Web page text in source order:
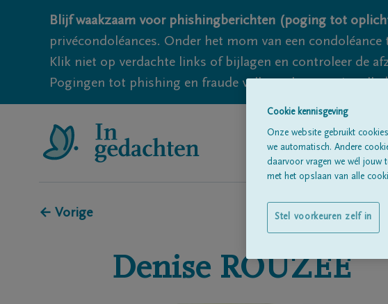
Blijf waakzaam voor phishingberichten (poging tot
privécondoléances. Onder het mom van een
Klik niet op verdachte links of bijlagen en controleer de
Pogingen tot phishing en fraude vallen echter nooit
← Vorige
Denise ROUZEE
Cookie kennisgeving
Onze website gebruikt
we automatisch. Andere
daarvoor vragen we wél jouw
met het opslaan van alle
Stel voorkeuren zelf in